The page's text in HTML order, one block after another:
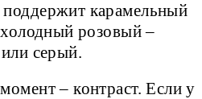
карамельный
розовый –
серый.
– контраст. Если у